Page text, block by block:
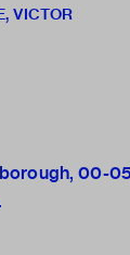
VICTOR
00-